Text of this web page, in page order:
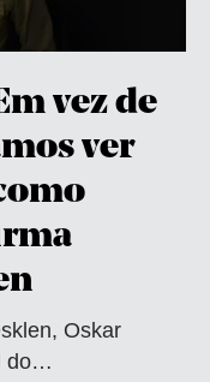
vez de
ver
Oskar
do…